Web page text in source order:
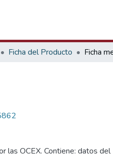
Ficha del Producto
las OCEX. Contiene: datos del